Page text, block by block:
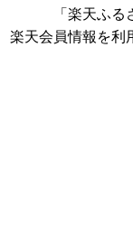
「楽天ふ
楽天会員情報を利